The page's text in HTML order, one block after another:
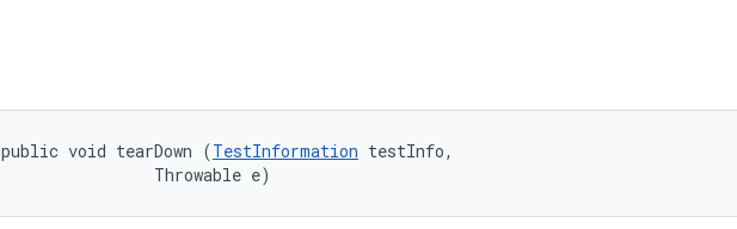
public void tearDown (TestInformation testInfo,
                Throwable e)